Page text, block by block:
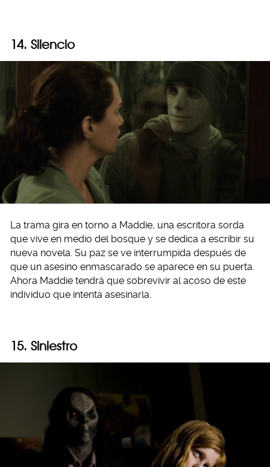
14. Silencio
La trama gira en torno a Maddie, una escritora sorda
que vive en medio del bosque y se dedica a escribir su
nueva novela. Su paz se ve interrumpida después de
que un asesino enmascarado se aparece en su puerta.
Ahora Maddie tendrá que sobrevivir al acoso de este
individuo que intenta asesinarla.
15. Siniestro